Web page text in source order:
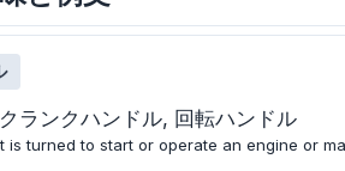
クランクハンドル 回転ハンドル
is turned to start or operate an engine or